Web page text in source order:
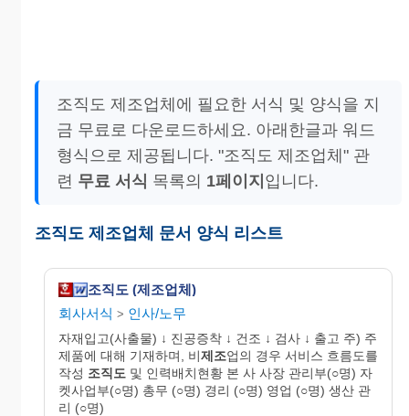
조직도 제조업체에 필요한 서식 및 양식을 지
금 무료로 다운로드하세요. 아래한글과 워드
형식으로 제공됩니다. "조직도 제조업체" 관
련 무료 서식 목록의 1페이지 입니다.
조직도 제조업체 문서 양식 리스트
조직도 (제조업체)
회사서식 > 인사/노무
자재입고(사출물) ↓ 진공증착 ↓ 건조 ↓ 검사 ↓ 출고 주) 주
제품에 대해 기재하며, 비제조업의 경우 서비스 흐름도를
작성 조직도 및 인력배치현황 본 사 사장 관리부(○명) 자
켓사업부(○명) 총무 (○명) 경리 (○명) 영업 (○명) 생산 관
리 (○명)